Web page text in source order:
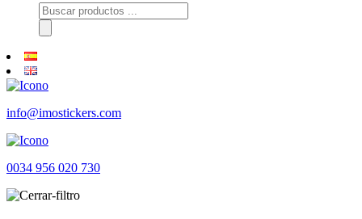
Búsqueda
de
productos
info@imostickers.com
0034 956 020 730